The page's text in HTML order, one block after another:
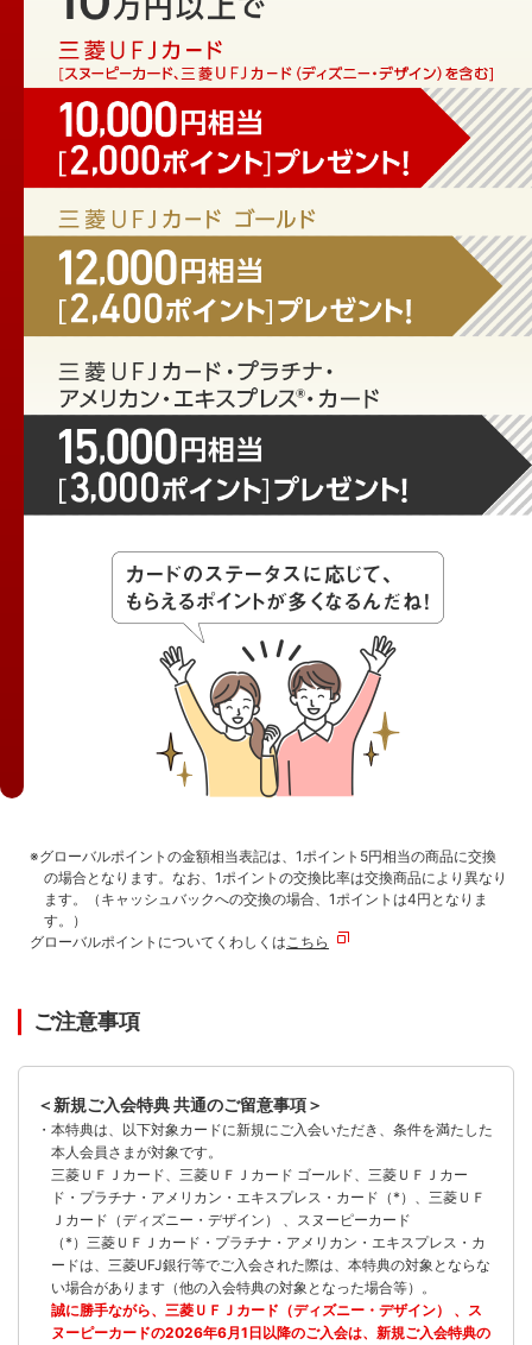
※グローバルポイントの金額相当表記は、1ポイント5円相当の商品に交換
の場合となります。なお、1ポイントの交換比率は交換商品により異なり
ます。（キャッシュバックへの交換の場合、1ポイントは4円となりま
す。）
グローバルポイントについてくわしくはこちら
ご注意事項
＜新規ご入会特典 共通のご留意事項＞
・本特典は、以下対象カードに新規にご入会いただき、条件を満たした
本人会員さまが対象です。
三菱ＵＦＪカード、三菱ＵＦＪカード ゴールド、三菱ＵＦＪカー
ド・プラチナ・アメリカン・エキスプレス・カード（*）、三菱ＵＦ
Ｊカード（ディズニー・デザイン） 、スヌーピーカード
（*）三菱ＵＦＪカード・プラチナ・アメリカン・エキスプレス・カ
ードは、三菱UFJ銀行等でご入会された際は、本特典の対象とならな
い場合があります（他の入会特典の対象となった場合等）。
誠に勝手ながら、三菱ＵＦＪカード（ディズニー・デザイン） 、ス
ヌーピーカードの2026年6月1日以降のご入会は、新規ご入会特典の